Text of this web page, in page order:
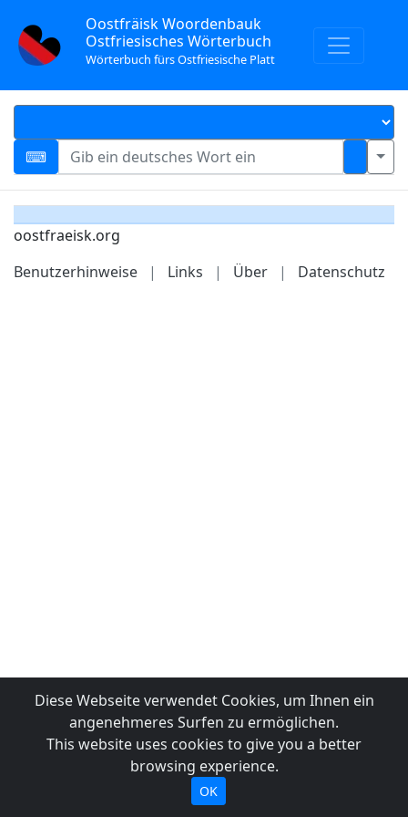
Oostfräisk Woordenbauk
Ostfriesisches Wörterbuch
Wörterbuch fürs Ostfriesische Platt
oostfraeisk.org
Benutzerhinweise
| Links | Über | Datenschutz
Diese Webseite verwendet Cookies, um Ihnen ein
angenehmeres Surfen zu ermöglichen.
This website uses cookies to give you a better
browsing experience.
OK